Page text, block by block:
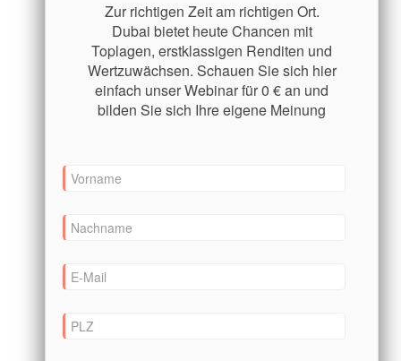
Zur richtigen Zeit am richtigen Ort.
Dubai bietet heute Chancen mit
Toplagen, erstklassigen Renditen und
Wertzuwächsen. Schauen Sie sich hier
einfach unser Webinar für 0 € an und
bilden Sie sich Ihre eigene Meinung